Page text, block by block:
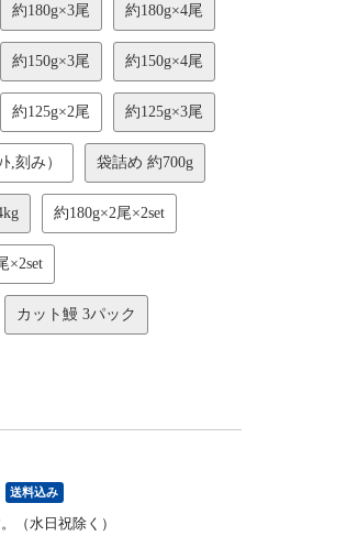
約180g×3尾 約180g×4尾
約150g×3尾 約150g×4尾
約125g×2尾 約125g×3尾
,刻み） 袋詰め 約700g
約180g×2尾×2set
×2set
カット鰻 3パック
送料込み
（水日祝除く）